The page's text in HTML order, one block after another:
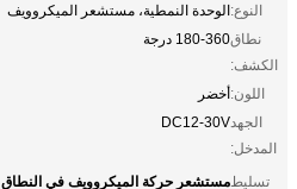
النوع:الوحدة النمطية، مستشعر الميكروويف
نطاق
الكشف:
180-360 درجة
اللون:أخضر
الجهد
المدخل:
DC12-30V
تسليطمستشعر حركة الميكروويف في النطاق C